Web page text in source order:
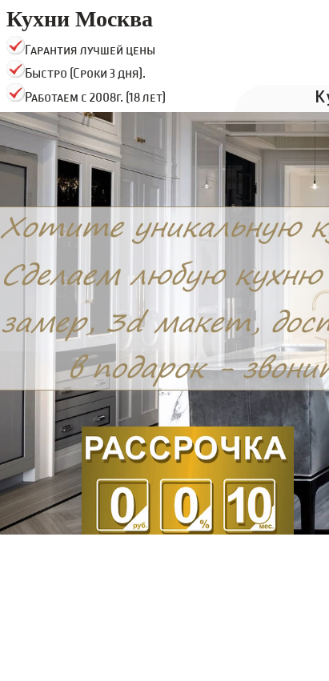
Кухни Москва
Гарантия лучшей цены
Быстро (Сроки 3 дня).
Работаем с 2008г. (18 лет)